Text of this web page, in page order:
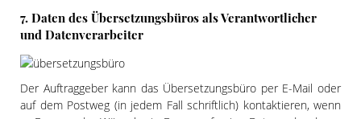
7. Daten des Übersetzungsbüros als Verantwortlicher
und Datenverarbeiter
Der Auftraggeber kann das Übersetzungsbüro per E-Mail oder
auf dem Postweg (in jedem Fall schriftlich) kontaktieren, wenn